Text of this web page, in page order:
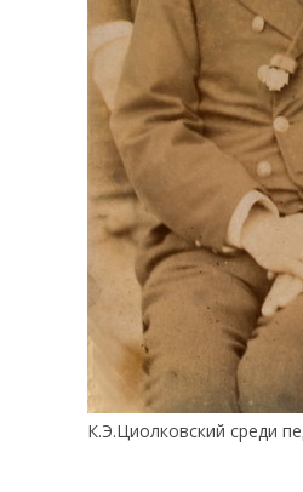
К.Э.Циолковский среди